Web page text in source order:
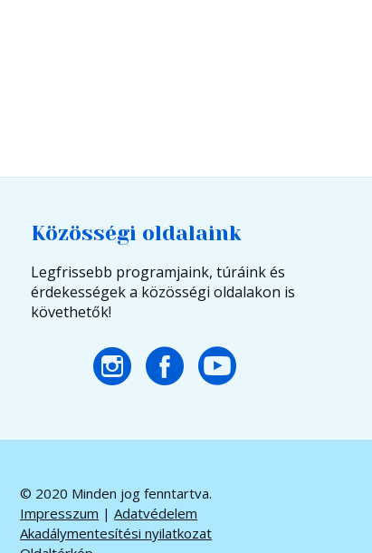
Közösségi oldalaink
Legfrissebb programjaink, túráink és
érdekességek a közösségi oldalakon is
követhetők!
© 2020 Minden jog fenntartva.
Impresszum |Adatvédelem
Akadálymentesítési nyilatkozat